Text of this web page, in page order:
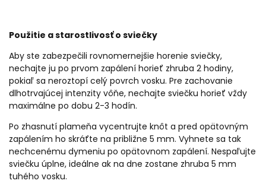
Použitie a starostlivosť o sviečky
Aby ste zabezpečili rovnomernejšie horenie sviečky,
nechajte ju po prvom zapálení horieť zhruba 2 hodiny,
pokiaľ sa neroztopí celý povrch vosku. Pre zachovanie
dlhotrvajúcej intenzity vôňe, nechajte sviečku horieť vždy
maximálne po dobu 2-3 hodín.
Po zhasnutí plameňa vycentrujte knôt a pred opätovným
zapálením ho skráťte na približne 5 mm. Vyhnete sa tak
nechcenému dymeniu po opätovnom zapálení. Nespaľujte
sviečku úplne, ideálne ak na dne zostane zhruba 5 mm
tuhého vosku.